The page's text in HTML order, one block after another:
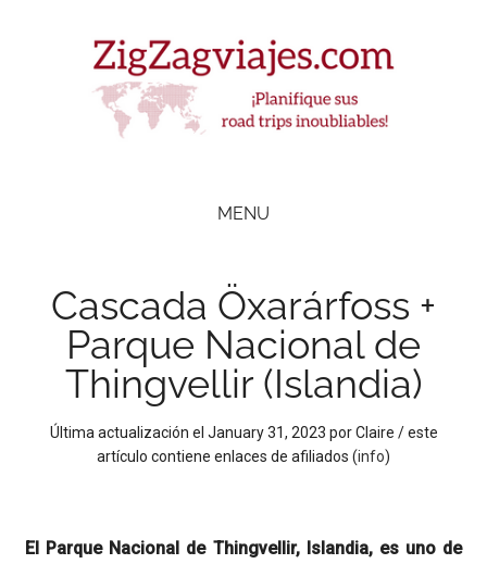
MENU
Cascada Öxarárfoss +
Parque Nacional de
Thingvellir (Islandia)
Última actualización el January 31, 2023 porClaire / este
artículo contiene enlaces de afiliados (info)
El Parque Nacional de Thingvellir, Islandia, es uno de